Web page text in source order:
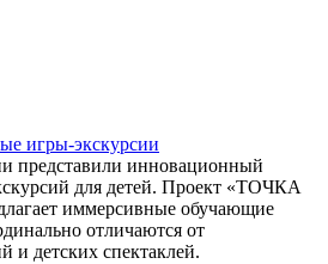
игры-экскурсии
представили инновационный
для детей. Проект «ТОЧКА
иммерсивные обучающие
отличаются от
и детских спектаклей.